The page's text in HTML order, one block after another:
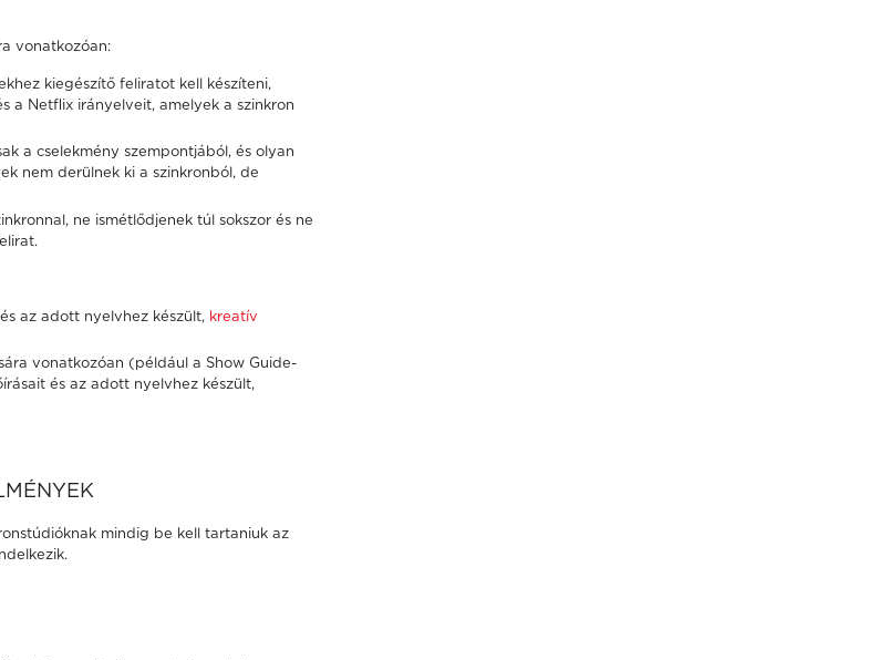
vonatkozóan:
kiegészítő feliratot kell készíteni,
a Netflix irányelveit, amelyek a szinkron
a cselekmény szempontjából, és olyan
nem derülnek ki a szinkronból, de
ne ismétlődjenek túl sokszor és ne
az adott nyelvhez készült, kreatív
vonatkozóan (például a Show Guide-
és az adott nyelvhez készült,
mindig be kell tartaniuk az